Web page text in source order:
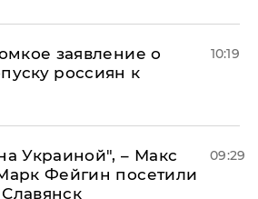
заявление о
россиян к
10:19
Украиной", – Макс
Фейгин посетили
09:29